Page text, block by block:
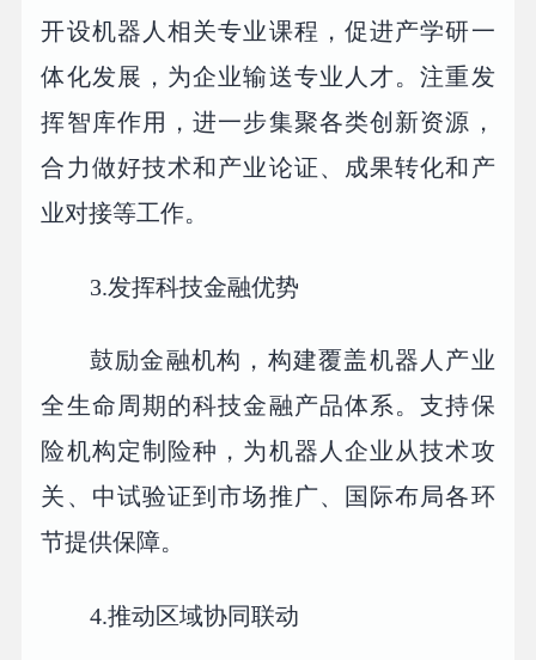
开设机器人相关专业课程，促进产学研一
体化发展，为企业输送专业人才。注重发
挥智库作用，进一步集聚各类创新资源，
合力做好技术和产业论证、成果转化和产
业对接等工作。
3.发挥科技金融优势
鼓励金融机构，构建覆盖机器人产业
全生命周期的科技金融产品体系。支持保
险机构定制险种，为机器人企业从技术攻
关、中试验证到市场推广、国际布局各环
节提供保障。
4.推动区域协同联动